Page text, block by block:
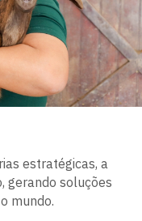
estratégicas, a
gerando soluções
mundo.